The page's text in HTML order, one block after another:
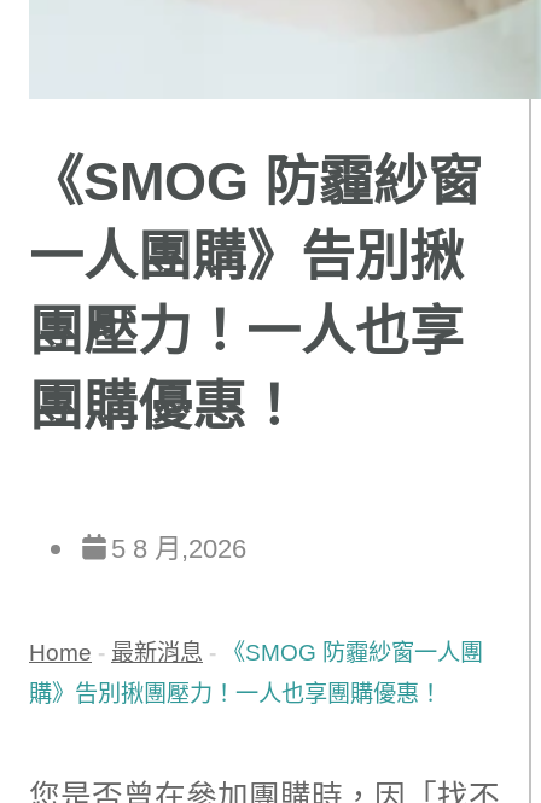
《SMOG 防霾紗窗
一人團購》告別揪
團壓力！一人也享
團購優惠！
5 8 月,2026
Home - 最新消息 -
《SMOG 防霾紗窗一人團
購》告別揪團壓力！一人也享團購優惠！